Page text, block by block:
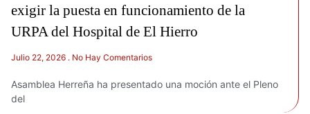
exigir la puesta en funcionamiento de la
URPA del Hospital de El Hierro
Julio 22, 2026 No Hay Comentarios
Asamblea Herreña ha presentado una moción ante el Pleno
del